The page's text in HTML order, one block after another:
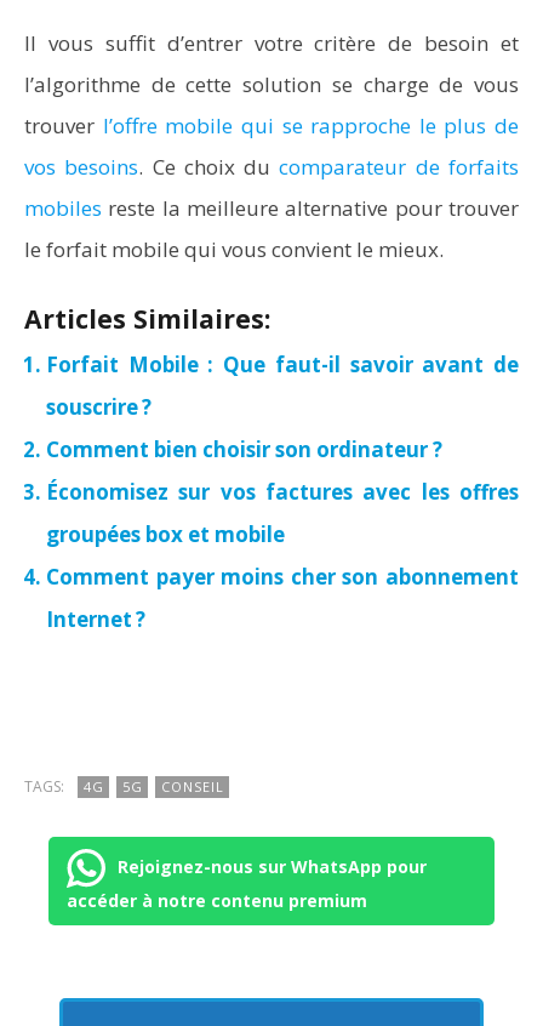
Il vous suffit d’entrer votre critère de besoin et
l’algorithme de cette solution se charge de vous
trouver l’offre mobile qui se rapproche le plus de
vos besoins. Ce choix ducomparateur de forfaits
mobiles reste la meilleure alternative pour trouver
le forfait mobile qui vous convient le mieux.
Articles Similaires:
Forfait Mobile : Que faut-il savoir avant de
souscrire ?
Comment bien choisir son ordinateur ?
Économisez sur vos factures avec les offres
groupées box et mobile
Comment payer moins cher son abonnement
Internet ?
TAGS: 4G 5G CONSEIL
Rejoignez-nous sur WhatsApp pour
accéder à notre contenu premium